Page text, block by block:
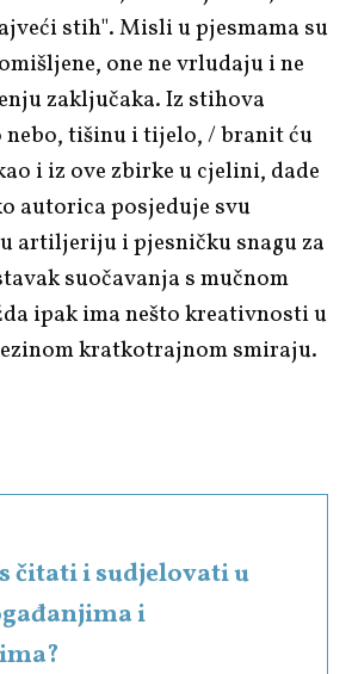
stih". Misli u pjesmama su
one ne vrludaju i ne
zaključaka. Iz stihova
tišinu i tijelo, / branit ću
i iz ove zbirke u cjelini, dade
autorica posjeduje svu
artiljeriju i pjesničku snagu za
suočavanja s mučnom
ipak ima nešto kreativnosti u
kratkotrajnom smiraju.
čitati i sudjelovati u
i